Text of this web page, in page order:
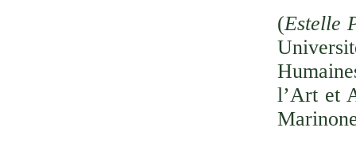
(Estelle
l’Art et